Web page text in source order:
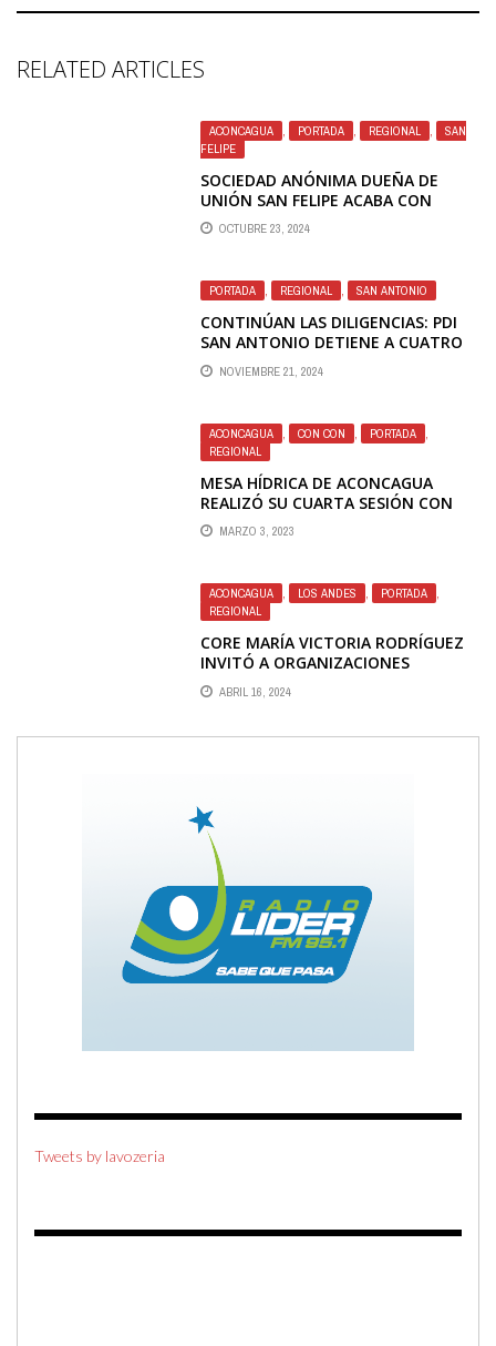
RELATED ARTICLES
ACONCAGUA , PORTADA , REGIONAL ,
SAN
FELIPE
SOCIEDAD ANÓNIMA DUEÑA DE
UNIÓN SAN FELIPE ACABA CON
“RUMORES” Y ANUNCIA QUE EL CLUB
ESTÁ A LA VENTA
OCTUBRE 23, 2024
PORTADA , REGIONAL , SAN ANTONIO
CONTINÚAN LAS DILIGENCIAS: PDI
SAN ANTONIO DETIENE A CUATRO
PROVEEDORES DE VINOS DE
EXPORTACIÓN ROBADOS
NOVIEMBRE 21, 2024
ACONCAGUA CON CON PORTADA
REGIONAL
MESA HÍDRICA DE ACONCAGUA
REALIZÓ SU CUARTA SESIÓN CON
ÉNFASIS EN LA NECESIDAD DE
AMPLIAR EL DEBATE HACIA LO
MARZO 3, 2023
ACONCAGUA , LOS ANDES , PORTADA
,
REGIONAL
CORE MARÍA VICTORIA RODRÍGUEZ
INVITÓ A ORGANIZACIONES
SOCIALES A POSTULAR AL 8% DEL
FNDR
ABRIL 16, 2024
Tweets by lavozeria